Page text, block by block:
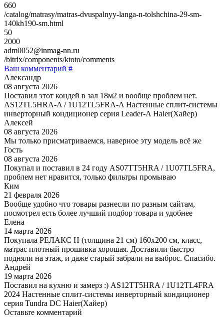
660
/catalog/matrasy/matras-dvuspalnyy-langa-n-tolshchina-29-sm-
140kh190-sm.html
50
2000
adm0052@inmag-nn.ru
/bitrix/components/ktoto/comments
Ваш комментарий #
Александр
08 августа 2026
Поставил этот кондей в зал 18м2 и вообще проблем нет.
AS12TL5HRA-A / 1U12TL5FRA-A Настенные сплит-системы
инверторный кондиционер серия Leader-A Haier(Хайер)
Алексей
08 августа 2026
Мы только присматриваемся, наверное эту модель всё же
Гость
08 августа 2026
Покупал и поставил в 24 году AS07TT5HRA / 1U07TL5FRA,
проблем нет нравится, только фильтры промываю
Ким
21 февраля 2026
Вообще удобно что товары разнесли по разным сайтам,
посмотрел есть более лучший подбор товара и удобнее
Елена
14 марта 2026
Покупала РЕЛАКС Н (толщина 21 см) 160х200 см, класс,
матрас плотный прошивка хорошая. Доставили быстро
подняли на этаж, и даже старый забрали на выброс. Спасибо.
Андрей
19 марта 2026
Поставил на кухню и замерз :) AS12TT5HRA / 1U12TL4FRA
2024 Настенные сплит-системы инверторный кондиционер
серия Tundra DC Haier(Хайер)
Оставьте комментарий